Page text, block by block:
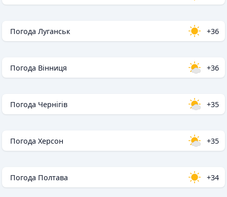
Погода Луганськ +36
Погода Вінниця +36
Погода Чернігів +35
Погода Херсон +35
Погода Полтава +34